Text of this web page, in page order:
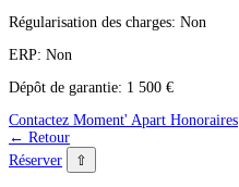
Régularisation des charges: Non
ERP: Non
Dépôt de garantie: 1 500 €
Contactez Moment' Apart Honoraires
← Retour
Réserver
⇧